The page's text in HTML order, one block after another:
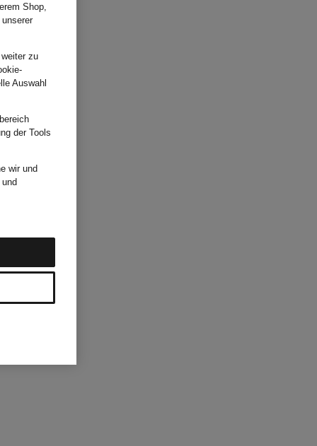
Shop,
zu
Auswahl
der Tools
wir und
und